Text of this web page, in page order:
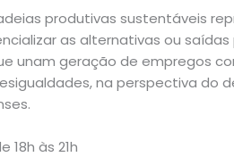
produtivas sustentáveis
as alternativas ou
unam geração de empregos
na perspectiva do
às 21h